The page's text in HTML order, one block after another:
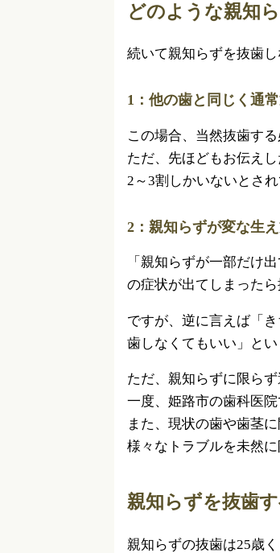
どのような親知
続いて親知らずを抜歯
1：他の歯と同じく通
この場合、当然抜歯する
ただ、先ほどもお伝え
2～3割しかいないとされ
2：親知らずが変な生
「親知らずが一部だけ
の症状が出てしまった
ですが、逆に言えば「
歯しなくてもいい」とい
ただ、親知らずに限ら
一度、姫路市の歯科医
また、現状の歯や歯茎
様々なトラブルを未然
親知らずを抜歯
親知らずの抜歯は25歳